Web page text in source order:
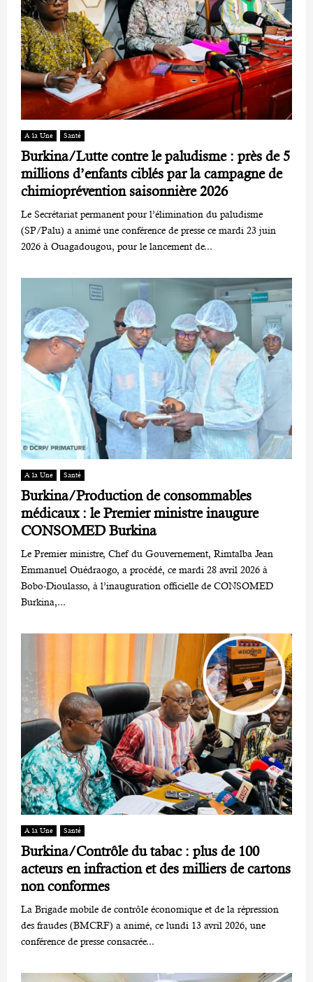
A la Une Santé
Burkina/Lutte contre le paludisme : près de 5
millions d’enfants ciblés par la campagne de
chimioprévention saisonnière 2026
Le Secrétariat permanent pour l’élimination du paludisme
(SP/Palu) a animé une conférence de presse ce mardi 23 juin
2026 à Ouagadougou, pour le lancement de...
A la Une Santé
Burkina/Production de consommables
médicaux : le Premier ministre inaugure
CONSOMED Burkina
Le Premier ministre, Chef du Gouvernement, Rimtalba Jean
Emmanuel Ouédraogo, a procédé, ce mardi 28 avril 2026 à
Bobo-Dioulasso, à l’inauguration officielle de CONSOMED
Burkina,...
A la Une Santé
Burkina/Contrôle du tabac : plus de 100
acteurs en infraction et des milliers de cartons
non conformes
La Brigade mobile de contrôle économique et de la répression
des fraudes (BMCRF) a animé, ce lundi 13 avril 2026, une
conférence de presse consacrée...